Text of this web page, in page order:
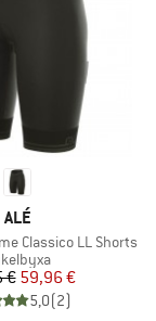
VARUMÄRKE
ALÉ
Classico LL Shorts
Pris
€Reducerat pris
59,96 €
5,0(2)